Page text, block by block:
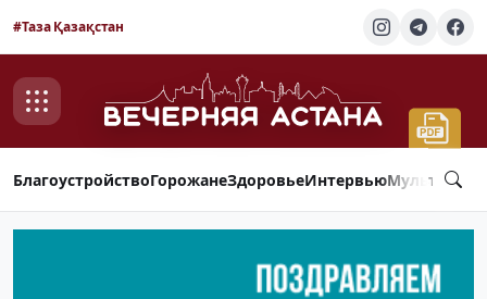
#Таза Қазақстан
БлагоустройствоГорожанеЗдоровьеИнтервью